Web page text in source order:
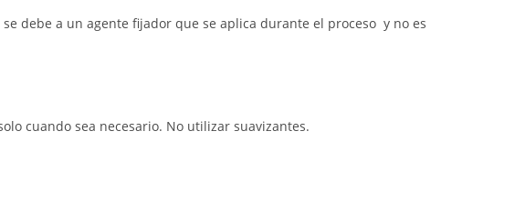
debe a un agente fijador que se aplica durante el proceso y no es
cuando sea necesario. No utilizar suavizantes.